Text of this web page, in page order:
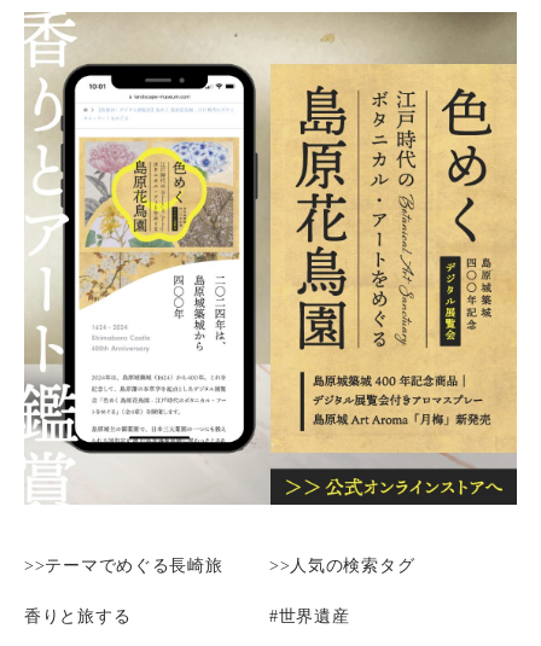
>>テーマでめぐる長崎旅
香りと旅する
>>人気の検索タグ
#世界遺産